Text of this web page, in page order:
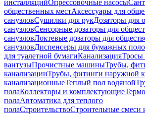
инсталляцийОпрессовочные насосы
общественных местАксессуары для
санузловСушилки для рукДозаторы для
санузловСенсорные дозаторы для
санузловЛоктевые дозаторы для
санузловДиспенсеры для бумажных
для туалетной бумагиКанализацияТросы
вантузыПрочистные машиныТрубы,
канализацииТрубы, фитинги наружной
канализационныеТеплый пол водяной
полаКоллекторы и комплектующие
полаАвтоматика для теплого
полаСтроительствоСтроительные смеси